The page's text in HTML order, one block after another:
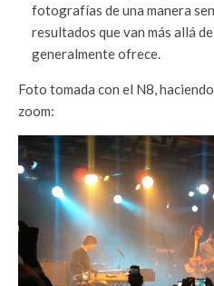
fotografías de una manera
resultados que van más allá
generalmente ofrece.
Foto tomada con el N8,
zoom: